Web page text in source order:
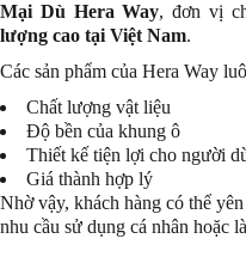
Mại Dù Hera Way, đơn vị
lượng cao tại Việt Nam.
Các sản phẩm của Hera Way
Chất lượng vật liệu
Độ bền của khung ô
Thiết kế tiện lợi cho người
Giá thành hợp lý
Nhờ vậy, khách hàng có thể
nhu cầu sử dụng cá nhân hoặc